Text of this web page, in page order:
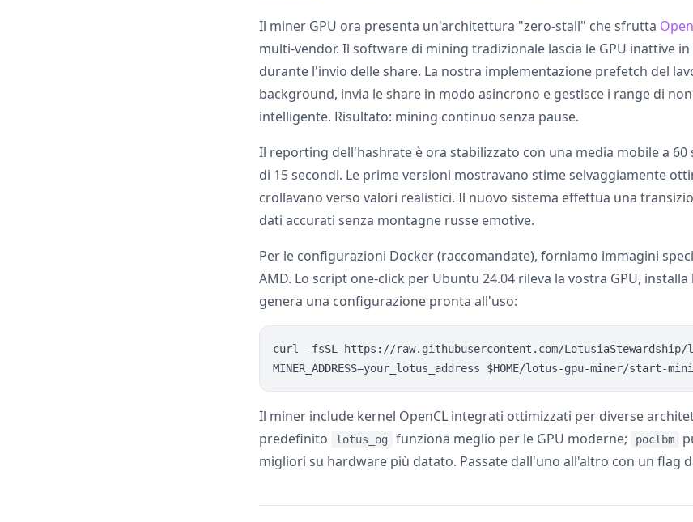
Il miner GPU ora presenta un'architettura "zero-stall" che sfrutta
multi-vendor. Il software di mining tradizionale lascia le GPU inattive
durante l'invio delle share. La nostra implementazione prefetch del
background, invia le share in modo asincrono e gestisce i range di
intelligente. Risultato: mining continuo senza pause.
Il reporting dell'hashrate è ora stabilizzato con una media mobile a 60
di 15 secondi. Le prime versioni mostravano stime selvaggiamente
crollavano verso valori realistici. Il nuovo sistema effettua una
dati accurati senza montagne russe emotive.
Per le configurazioni Docker (raccomandate), forniamo immagini
AMD. Lo script one-click per Ubuntu 24.04 rileva la vostra GPU,
genera una configurazione pronta all'uso:
curl -fsSL https://raw.githubusercontent.com/
Il miner include kernel OpenCL integrati ottimizzati per diverse
predefinito
lotus_og funziona meglio per le GPU moderne; poclbm
migliori su hardware più datato. Passate dall'uno all'altro con un flag